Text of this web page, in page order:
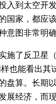
入到太空开
国家，都应
意图非常明确
施了反卫星
也能看出其
盘算。长期
展经济，而